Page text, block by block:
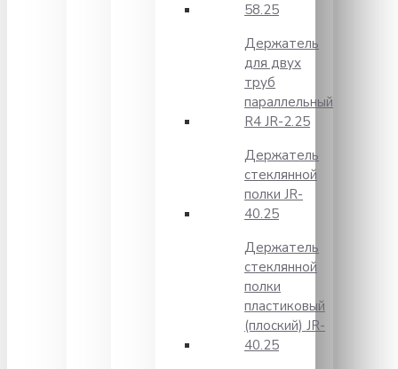
58.25
Держатель
для двух
труб
параллельный
R4 JR-2.25
Держатель
стеклянной
полки JR-
40.25
Держатель
стеклянной
полки
пластиковый
(плоский) JR-
40.25